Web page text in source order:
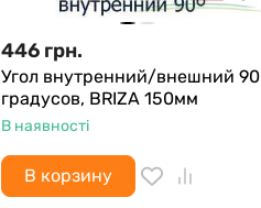
446 грн.
Угол внутренний/внешний 90
градусов, BRIZA 150мм
В наявності
В корзину